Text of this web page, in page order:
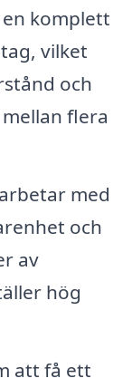
komplett
vilket
och
flera
med
och
av
hög
att få ett